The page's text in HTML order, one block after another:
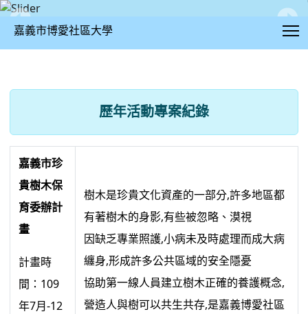
嘉義市博愛社區大學
歷年活動專案紀錄
嘉義市珍
貴樹木保
育委辦計
畫
計畫時
間：109
年7月-12
樹木是珍貴文化資產的一部分,許多地區都
有著樹木的身影,有些被忽略、漠視
因缺乏專業照護,小病未及時處理而成大病
纏身,形成許多公共區域的安全隱憂
協助第一線人員建立樹木正確的養護概念,
營造人與樹可以共生共存,是嘉義博愛社區